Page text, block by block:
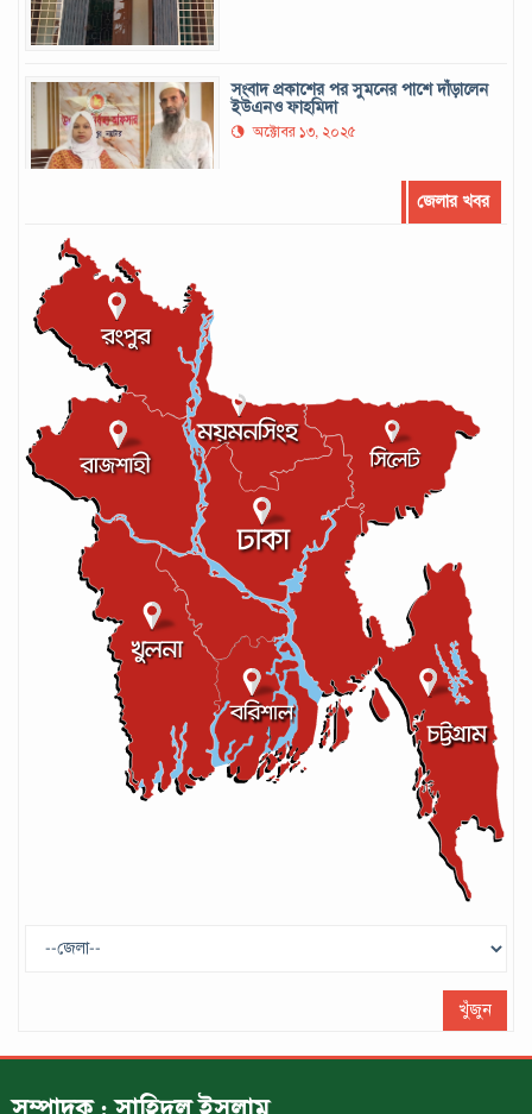
সংবাদ প্রকাশের পর সুমনের পাশে দাঁড়ালেন
ইউএনও ফাহমিদা
অক্টোবর ১৩, ২০২৫
লঙ্কান কোচকে ২০ বছরের জন্য নিষিদ্ধ ঘোষণা
সেপ্টেম্বর ২০, ২০২৪
আইসিসির লেভেল-৩ কোচের স্বীকৃতি পেলেন
আশরাফুল
সেপ্টেম্বর ১৭, ২০২৪
গণপরিবহনে সেবার মান বাড়ানোর দাবি ইমনের
সেপ্টেম্বর ১৩, ২০২৪
ট্রাম্প প্রশাসন ছাড়ার ঘোষণা ধনকুবের ইলন
জেলার খবর
খুঁজুন